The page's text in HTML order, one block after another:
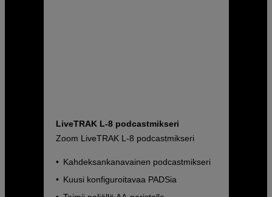
LiveTRAK L-8 podcastmikseri
Zoom LiveTRAK L-8 podcastmikseri
Kahdeksankanavainen podcastmikseri
Kuusi konfiguroitavaa PADSia